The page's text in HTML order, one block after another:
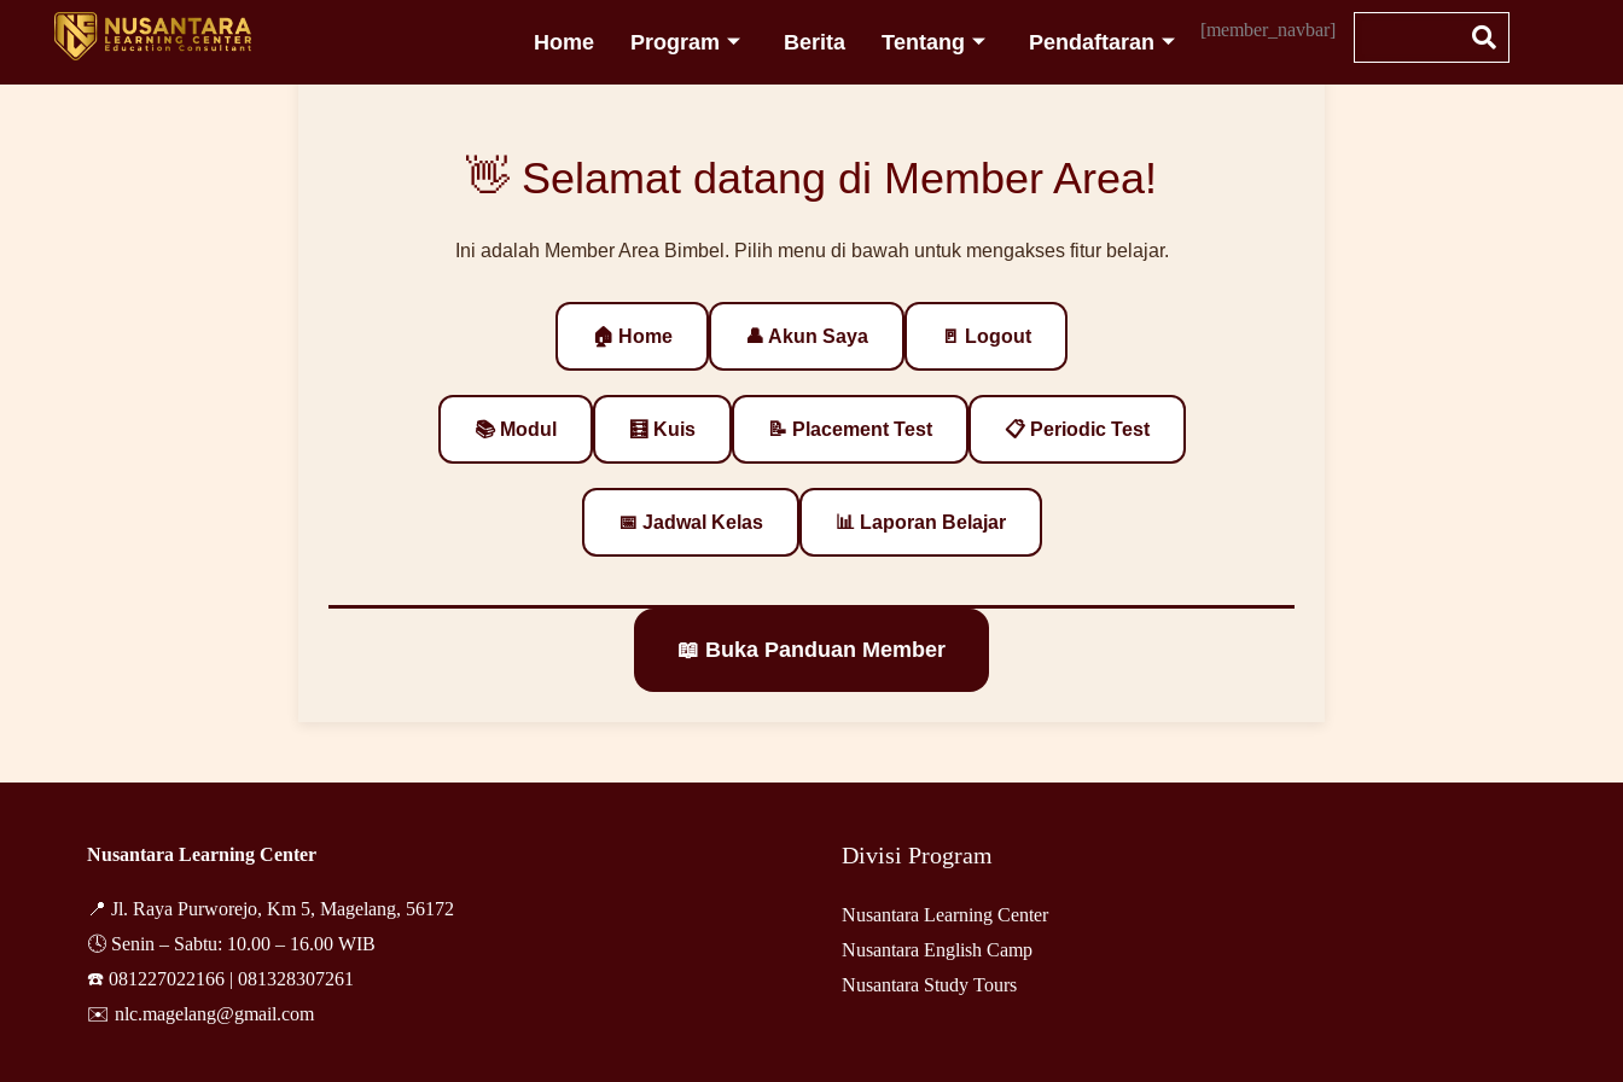
konten
[member_navbar]
Home Program Berita Tentang Pendaftaran
👋 Selamat datang di Member Area!
Ini adalah Member Area Bimbel. Pilih menu di bawah untuk mengakses fitur belajar.
🏠 Home 👤 Akun Saya 🚪 Logout
📚 Modul 🧮 Kuis 📝 Placement Test 📋 Periodic Test
📅 Jadwal Kelas 📊 Laporan Belajar
📖 Buka Panduan Member
Nusantara Learning Center
📍 Jl. Raya Purworejo, Km 5, Magelang, 56172
🕓 Senin – Sabtu: 10.00 – 16.00 WIB
☎️ 081227022166 | 081328307261
✉️ nlc.magelang@gmail.com
Divisi Program
Nusantara Learning Center
Nusantara English Camp
Nusantara Study Tours